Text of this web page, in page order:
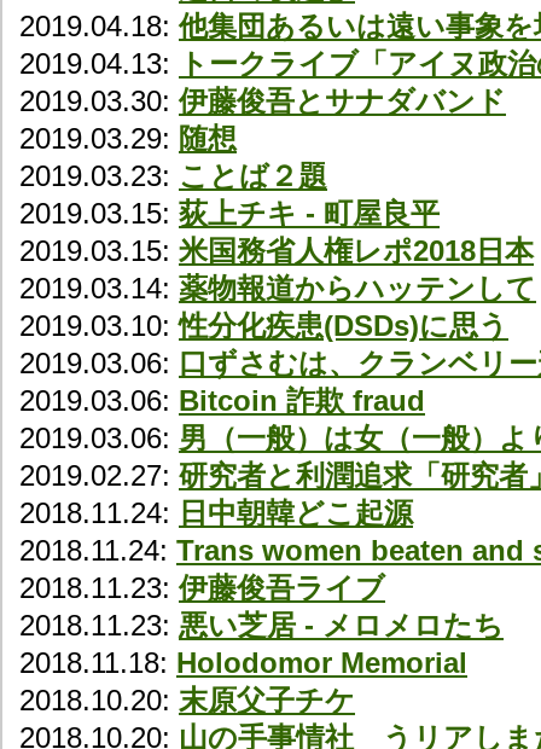
2019.04.18:他集団あるいは遠い事象
2019.04.13:
トークライブ「アイヌ政
2019.03.30:伊藤俊吾とサナダバンド
2019.03.29: 随想
2019.03.23: ことば２題
2019.03.15: 荻上チキ - 町屋良平
2019.03.15: 米国務省人権レポ2018日本
2019.03.14: 薬物報道からハッテンして
2019.03.10:性分化疾患(DSDs)に思う
2019.03.06: 口ずさむは、クランベリ
2019.03.06: Bitcoin 詐欺 fraud
2019.03.06: 男（一般）は女（一般）
2019.02.27: 研究者と利潤追求「研究者
2018.11.24: 日中朝韓どこ起源
2018.11.24: Trans women beaten
2018.11.23:伊藤俊吾ライブ
2018.11.23: 悪い芝居 - メロメロたち
2018.11.18: Holodomor Memorial
2018.10.20: 末原父子チケ
2018.10.20: 山の手事情社 うリアしま